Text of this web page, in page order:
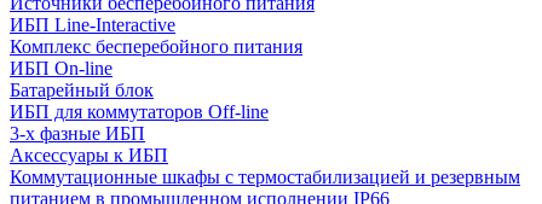
ИБП Line-Interactive
Комплекс бесперебойного питания
ИБП On-line
Батарейный блок
ИБП для коммутаторов Off-line
3-х фазные ИБП
Аксессуары к ИБП
Коммутационные шкафы с термостабилизацией и резервным
питанием в промышленном исполнении IP66